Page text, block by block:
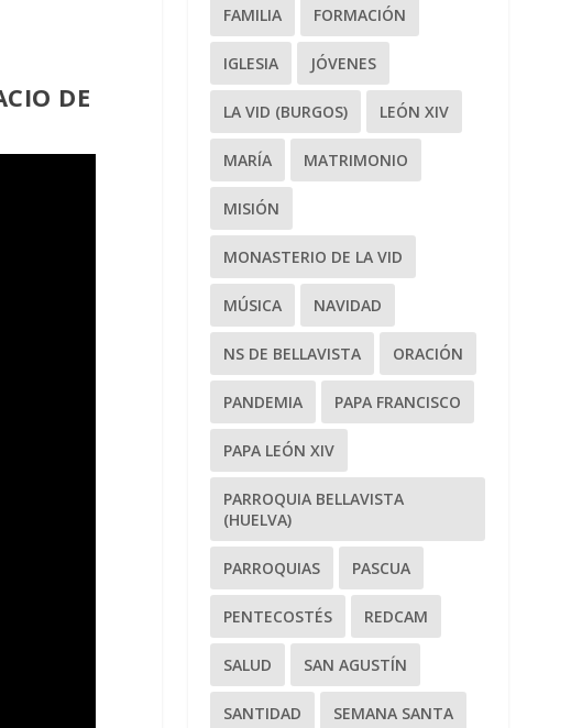
DE
FAMILIA FORMACIÓN
IGLESIA JÓVENES
LA VID (BURGOS) LEÓN XIV
MARÍA MATRIMONIO
MISIÓN
MONASTERIO DE LA VID
MÚSICA NAVIDAD
NS DE BELLAVISTA ORACIÓN
PANDEMIA PAPA FRANCISCO
PAPA LEÓN XIV
PARROQUIA BELLAVISTA
(HUELVA)
PARROQUIAS PASCUA
PENTECOSTÉS REDCAM
SALUD SAN AGUSTÍN
SANTIDAD SEMANA SANTA